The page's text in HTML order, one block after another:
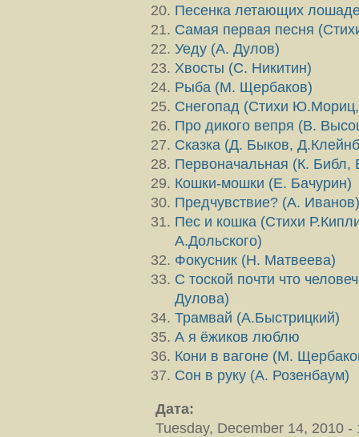
Песенка летающих
Самая первая песня
Уеду (А. Дулов)
Хвосты (С. Никитин)
Рыба (М. Щербаков)
Снегопад (Стихи
Про дикого вепря (В.
Сказка (Д. Быков,
Первоначальная (К. Библ,
Кошки-мошки (Е. Бачурин)
Предчувствие? (А. Иванов)
Пес и кошка (Стихи
А.Дольского)
Фокусник (Н. Матвеева)
С тоской почти что
Дулова)
Трамвай (А.Быстрицкий)
А я ёжиков люблю
Кони в вагоне (М.
Сон в руку (А. Розенбаум)
Дата:
Tuesday, December 14, 2010 -